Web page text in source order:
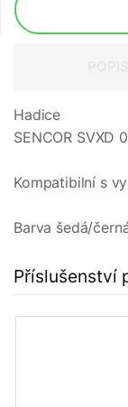
Hadice
SENCOR SVXD
Kompatibilní s
Barva šedá/
Příslušenství